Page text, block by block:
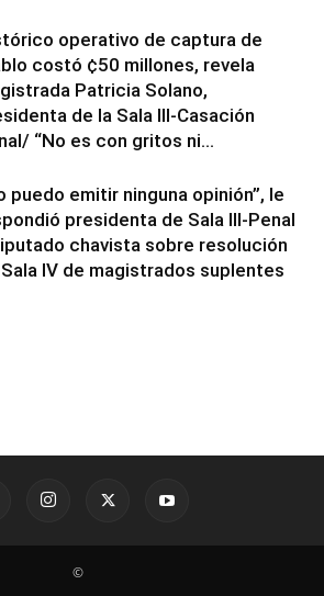
operativo de captura de
costó ¢50 millones, revela
Patricia Solano,
de la Sala III-Casación
“No es con gritos ni...
puedo emitir ninguna opinión”, le
presidenta de Sala III-Penal
chavista sobre resolución
IV de magistrados suplentes
©